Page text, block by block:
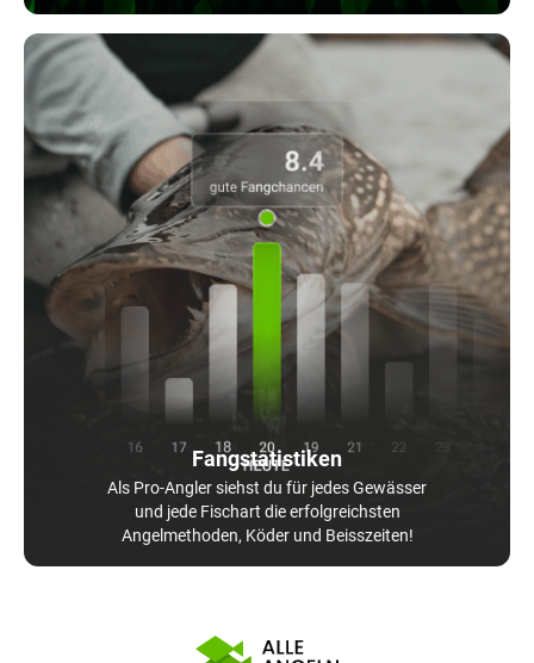
Fangstatistiken
Als Pro-Angler siehst du für jedes Gewässer
und jede Fischart die erfolgreichsten
Angelmethoden, Köder und Beisszeiten!